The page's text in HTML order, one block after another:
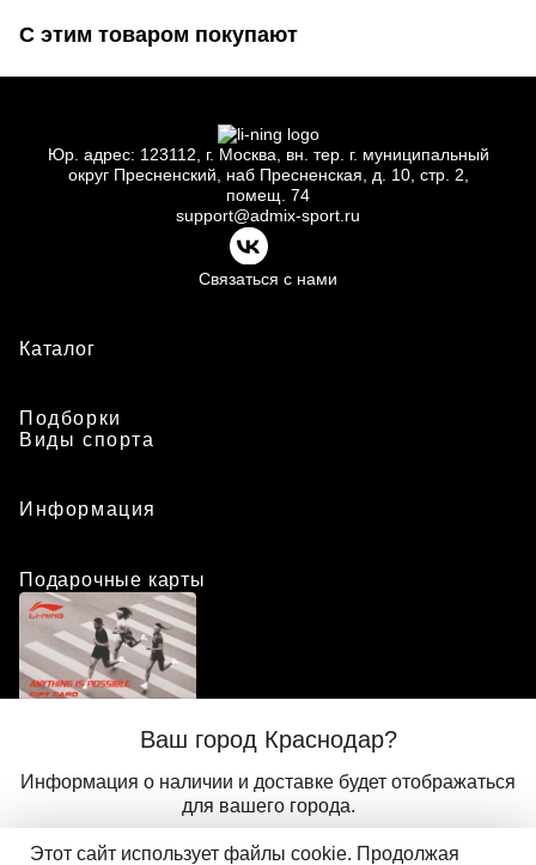
Ваш город Краснодар?
Информация о наличии и доставке будет отображаться
для вашего города.
С этим товаром покупают
Юр. адрес: 123112, г. Москва, вн. тер. г. муниципальный
округ Пресненский, наб Пресненская, д.
10, стр. 2,
помещ. 74
support@admix-sport.ru
Связаться с нами
Каталог
Подборки
Виды спорта
Информация
Подарочные карты
Положение о программе лояльности
Этот сайт использует файлы cookie. Продолжая